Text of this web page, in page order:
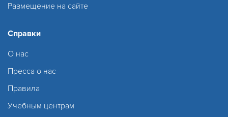
Размещение на сайте
Справки
О нас
Пресса о нас
Правила
Учебным центрам